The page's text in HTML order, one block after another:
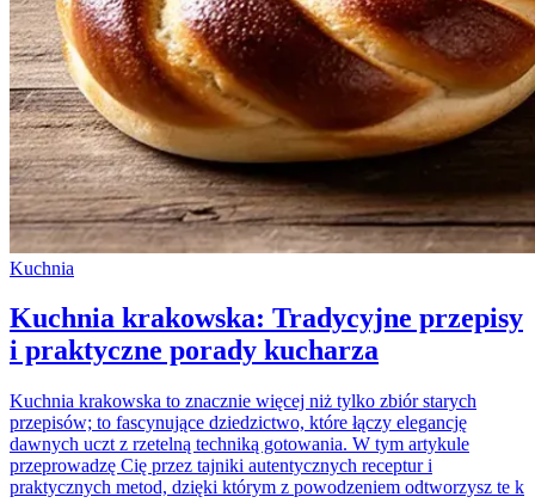
Kuchnia
Kuchnia krakowska: Tradycyjne przepisy
i praktyczne porady kucharza
Kuchnia krakowska to znacznie więcej niż tylko zbiór starych
przepisów; to fascynujące dziedzictwo, które łączy elegancję
dawnych uczt z rzetelną techniką gotowania. W tym artykule
przeprowadzę Cię przez tajniki autentycznych receptur i
praktycznych metod, dzięki którym z powodzeniem odtworzysz te k